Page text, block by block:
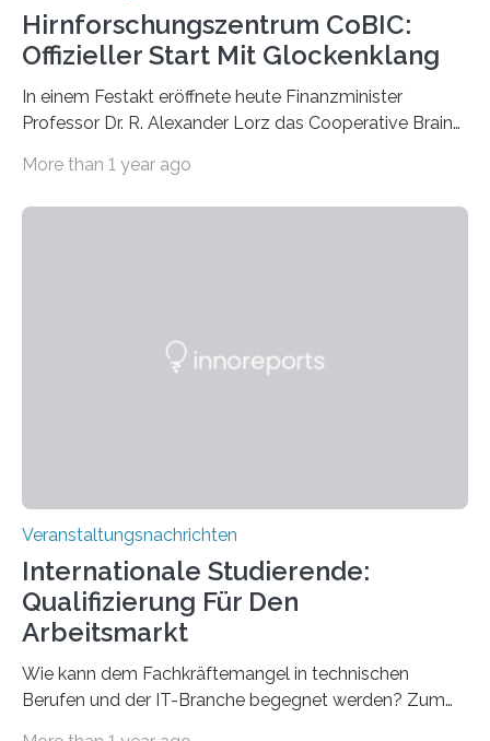
Hirnforschungszentrum CoBIC:
Offizieller Start Mit Glockenklang
In einem Festakt eröffnete heute Finanzminister
Professor Dr. R. Alexander Lorz das Cooperative Brain
der Goethe-Universität Frankfurt. Das CoBIC ist eine
für neurologische und psychiatrische Erkrankungen
More than 1 year ago
Veranstaltungsnachrichten
Internationale Studierende:
Qualifizierung Für Den
Arbeitsmarkt
Wie kann dem Fachkräftemangel in technischen
Berufen und der IT-Branche begegnet werden? Zum